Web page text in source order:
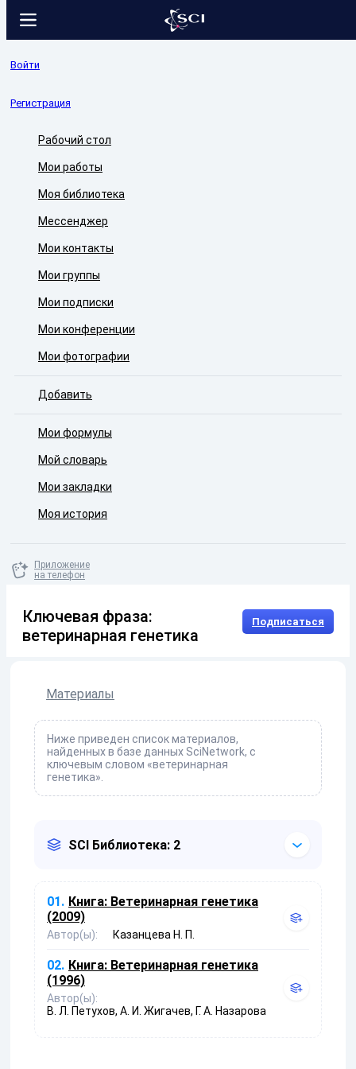
Войти
Регистрация
Рабочий стол
Мои работы
Моя библиотека
Мессенджер
Мои контакты
Мои группы
Мои подписки
Мои конференции
Мои фотографии
Добавить
Мои формулы
Мой словарь
Мои закладки
Моя история
Приложение
на телефон
Ключевая фраза:
ветеринарная генетика
Подписаться
Материалы
Ниже приведен список материалов,
найденных в базе данных SciNetwork, с
ключевым словом «ветеринарная
генетика».
SCI Библиотека: 2
01. Книга: Ветеринарная генетика
(2009)
Автор(ы): Казанцева Н. П.
02. Книга: Ветеринарная генетика
(1996)
Автор(ы):
В. Л. Петухов, А. И. Жигачев, Г. А. Назарова